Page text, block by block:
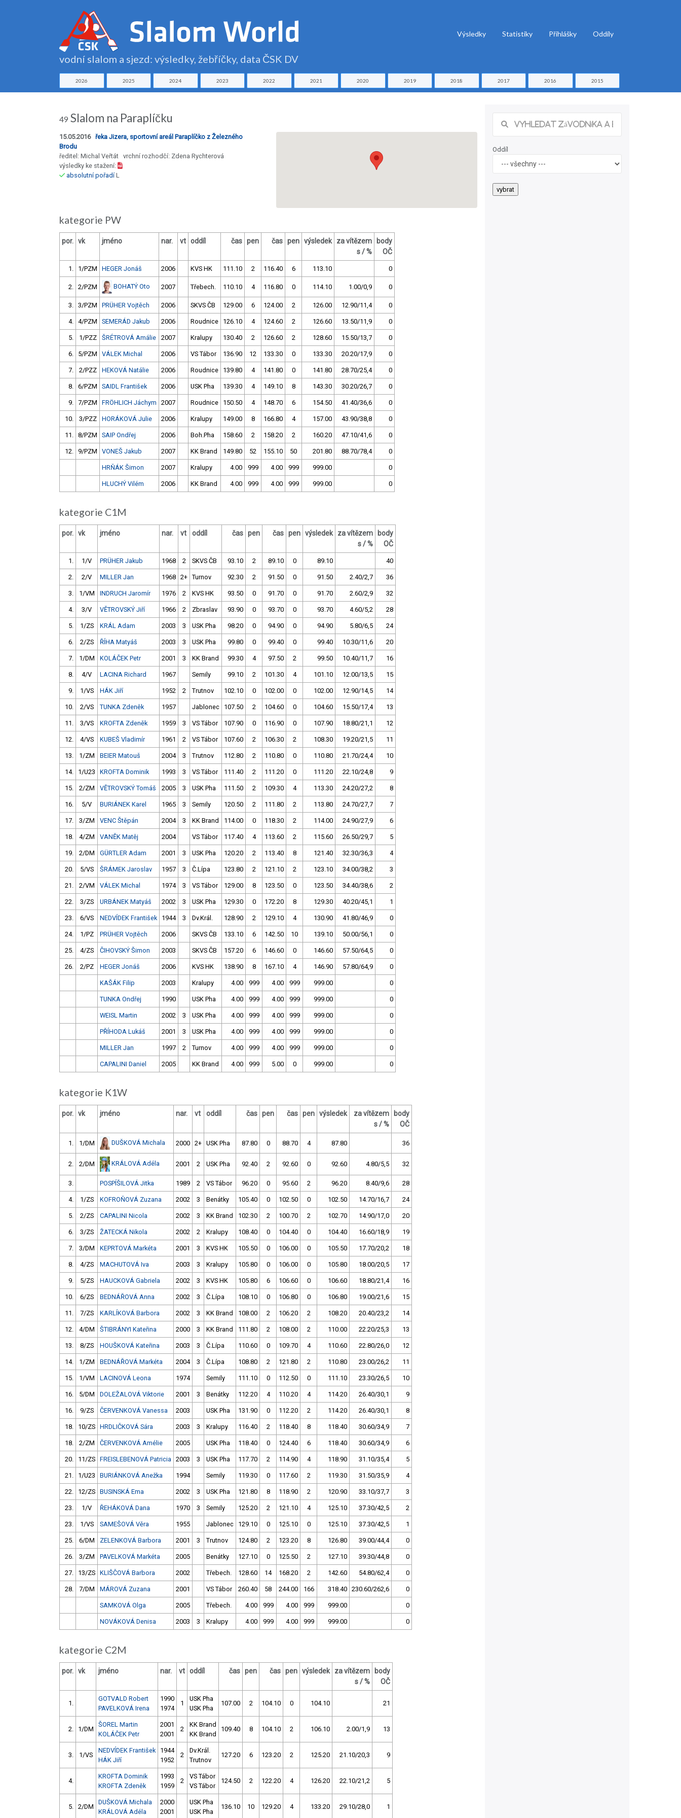
vodní slalom a sjezd: výsledky, žebříčky, data ČSK DV
Výsledky Statistiky Přihlášky Oddíly
2026 2025 2024 2023 2022 2021 2020 2019 2018 2017 2016 2015
49 Slalom na Paraplíčku
15.05.2016 řeka Jizera, sportovní areál Paraplíčko z Železného
Brodu
ředitel: Michal Veřtát vrchní rozhodčí: Zdena Rychterová
výsledky ke stažení:
absolutní pořadíL
kategorie PW
por. vk jméno nar. vt oddíl čas pen čas pen výsledek
za vítězem
s / %
body
OČ
1. 1/PZM HEGER Jonáš 2006 KVS HK 111.10 2 116.40 6 113.10 0
2. 2/PZM BOHATÝ Oto 2007 Třebech. 110.10 4 116.80 0 114.10 1.00/0,9 0
3. 3/PZM PRÜHER Vojtěch 2006 SKVS ČB 129.00 6 124.00 2 126.00 12.90/11,4 0
4. 4/PZM SEMERÁD Jakub 2006 Roudnice 126.10 4 124.60 2 126.60 13.50/11,9 0
5. 1/PZZ ŠRÉTROVÁ Amálie 2007 Kralupy 130.40 2 126.60 2 128.60 15.50/13,7 0
6. 5/PZM VÁLEK Michal 2006 VS Tábor 136.90 12 133.30 0 133.30 20.20/17,9 0
7. 2/PZZ HEKOVÁ Natálie 2006 Roudnice 139.80 4 141.80 0 141.80 28.70/25,4 0
8. 6/PZM SAIDL František 2006 USK Pha 139.30 4 149.10 8 143.30 30.20/26,7 0
9. 7/PZM FRÖHLICH Jáchym 2007 Roudnice 150.50 4 148.70 6 154.50 41.40/36,6 0
10. 3/PZZ HORÁKOVÁ Julie 2006 Kralupy 149.00 8 166.80 4 157.00 43.90/38,8 0
11. 8/PZM SAIP Ondřej 2006 Boh.Pha 158.60 2 158.20 2 160.20 47.10/41,6 0
12. 9/PZM VONEŠ Jakub 2007 KK Brand 149.80 52 155.10 50 201.80 88.70/78,4 0
HRŇÁK Šimon 2007 Kralupy 4.00 999 4.00 999 999.00 0
HLUCHÝ Vilém 2006 KK Brand 4.00 999 4.00 999 999.00 0
kategorie C1M
por. vk jméno nar. vt oddíl čas pen čas pen výsledek
za vítězem
s / %
body
OČ
1. 1/V PRÜHER Jakub 1968 2 SKVS ČB 93.10 2 89.10 0 89.10 40
2. 2/V MILLER Jan 1968 2+ Turnov 92.30 2 91.50 0 91.50 2.40/2,7 36
3. 1/VM INDRUCH Jaromír 1976 2 KVS HK 93.50 0 91.70 0 91.70 2.60/2,9 32
4. 3/V VĚTROVSKÝ Jiří 1966 2 Zbraslav 93.90 0 93.70 0 93.70 4.60/5,2 28
5. 1/ZS KRÁL Adam 2003 3 USK Pha 98.20 0 94.90 0 94.90 5.80/6,5 24
6. 2/ZS ŘÍHA Matyáš 2003 3 USK Pha 99.80 0 99.40 0 99.40 10.30/11,6 20
7. 1/DM KOLÁČEK Petr 2001 3 KK Brand 99.30 4 97.50 2 99.50 10.40/11,7 16
8. 4/V LACINA Richard 1967 Semily 99.10 2 101.30 4 101.10 12.00/13,5 15
9. 1/VS HÁK Jiří 1952 2 Trutnov 102.10 0 102.00 0 102.00 12.90/14,5 14
10. 2/VS TUNKA Zdeněk 1957 Jablonec 107.50 2 104.60 0 104.60 15.50/17,4 13
11. 3/VS KROFTA Zdeněk 1959 3 VS Tábor 107.90 0 116.90 0 107.90 18.80/21,1 12
12. 4/VS KUBEŠ Vladimír 1961 2 VS Tábor 107.60 2 106.30 2 108.30 19.20/21,5 11
13. 1/ZM BEIER Matouš 2004 3 Trutnov 112.80 2 110.80 0 110.80 21.70/24,4 10
14. 1/U23 KROFTA Dominik 1993 3 VS Tábor 111.40 2 111.20 0 111.20 22.10/24,8 9
15. 2/ZM VĚTROVSKÝ Tomáš 2005 3 USK Pha 111.50 2 109.30 4 113.30 24.20/27,2 8
16. 5/V BURIÁNEK Karel 1965 3 Semily 120.50 2 111.80 2 113.80 24.70/27,7 7
17. 3/ZM VENC Štěpán 2004 3 KK Brand 114.00 0 118.30 2 114.00 24.90/27,9 6
18. 4/ZM VANĚK Matěj 2004 VS Tábor 117.40 4 113.60 2 115.60 26.50/29,7 5
19. 2/DM GÜRTLER Adam 2001 3 USK Pha 120.20 2 113.40 8 121.40 32.30/36,3 4
20. 5/VS ŠRÁMEK Jaroslav 1957 3 Č.Lípa 123.80 2 121.10 2 123.10 34.00/38,2 3
21. 2/VM VÁLEK Michal 1974 3 VS Tábor 129.00 8 123.50 0 123.50 34.40/38,6 2
22. 3/ZS URBÁNEK Matyáš 2002 3 USK Pha 129.30 0 172.20 8 129.30 40.20/45,1 1
23. 6/VS NEDVÍDEK František 1944 3 Dv.Král. 128.90 2 129.10 4 130.90 41.80/46,9 0
24. 1/PZ PRÜHER Vojtěch 2006 SKVS ČB 133.10 6 142.50 10 139.10 50.00/56,1 0
25. 4/ZS ČIHOVSKÝ Šimon 2003 SKVS ČB 157.20 6 146.60 0 146.60 57.50/64,5 0
26. 2/PZ HEGER Jonáš 2006 KVS HK 138.90 8 167.10 4 146.90 57.80/64,9 0
KAŠÁK Filip 2003 Kralupy 4.00 999 4.00 999 999.00 0
TUNKA Ondřej 1990 USK Pha 4.00 999 4.00 999 999.00 0
WEISL Martin 2002 3 USK Pha 4.00 999 4.00 999 999.00 0
PŘÍHODA Lukáš 2001 3 USK Pha 4.00 999 4.00 999 999.00 0
MILLER Jan 1997 2 Turnov 4.00 999 4.00 999 999.00 0
CAPALINI Daniel 2005 KK Brand 4.00 999 5.00 0 999.00 0
kategorie K1W
por. vk jméno nar. vt oddíl čas pen čas pen výsledek
za vítězem
s / %
body
OČ
1. 1/DM DUŠKOVÁ Michala 2000 2+ USK Pha 87.80 0 88.70 4 87.80 36
2. 2/DM KRÁLOVÁ Adéla 2001 2 USK Pha 92.40 2 92.60 0 92.60 4.80/5,5 32
3. POSPÍŠILOVÁ Jitka 1989 2 VS Tábor 96.20 0 95.60 2 96.20 8.40/9,6 28
4. 1/ZS KOFROŇOVÁ Zuzana 2002 3 Benátky 105.40 0 102.50 0 102.50 14.70/16,7 24
5. 2/ZS CAPALINI Nicola 2002 3 KK Brand 102.30 2 100.70 2 102.70 14.90/17,0 20
6. 3/ZS ŽATECKÁ Nikola 2002 2 Kralupy 108.40 0 104.40 0 104.40 16.60/18,9 19
7. 3/DM KEPRTOVÁ Markéta 2001 3 KVS HK 105.50 0 106.00 0 105.50 17.70/20,2 18
8. 4/ZS MACHUTOVÁ Iva 2003 3 Kralupy 105.80 0 106.00 0 105.80 18.00/20,5 17
9. 5/ZS HAUCKOVÁ Gabriela 2002 3 KVS HK 105.80 6 106.60 0 106.60 18.80/21,4 16
10. 6/ZS BEDNÁŘOVÁ Anna 2002 3 Č.Lípa 108.10 0 106.80 0 106.80 19.00/21,6 15
11. 7/ZS KARLÍKOVÁ Barbora 2002 3 KK Brand 108.00 2 106.20 2 108.20 20.40/23,2 14
12. 4/DM ŠTIBRÁNYI Kateřina 2000 3 KK Brand 111.80 2 108.00 2 110.00 22.20/25,3 13
13. 8/ZS HOUŠKOVÁ Kateřina 2003 3 Č.Lípa 110.60 0 109.70 4 110.60 22.80/26,0 12
14. 1/ZM BEDNÁŘOVÁ Markéta 2004 3 Č.Lípa 108.80 2 121.80 2 110.80 23.00/26,2 11
15. 1/VM LACINOVÁ Leona 1974 Semily 111.10 0 112.50 0 111.10 23.30/26,5 10
16. 5/DM DOLEŽALOVÁ Viktorie 2001 3 Benátky 112.20 4 110.20 4 114.20 26.40/30,1 9
16. 9/ZS ČERVENKOVÁ Vanessa 2003 USK Pha 131.90 0 112.20 2 114.20 26.40/30,1 8
18. 10/ZS HRDLIČKOVÁ Sára 2003 3 Kralupy 116.40 2 118.40 8 118.40 30.60/34,9 7
18. 2/ZM ČERVENKOVÁ Amélie 2005 USK Pha 118.40 0 124.40 6 118.40 30.60/34,9 6
20. 11/ZS FREISLEBENOVÁ Patricia 2003 3 USK Pha 117.70 2 114.90 4 118.90 31.10/35,4 5
21. 1/U23 BURIÁNKOVÁ Anežka 1994 Semily 119.30 0 117.60 2 119.30 31.50/35,9 4
22. 12/ZS BUSINSKÁ Ema 2002 3 USK Pha 121.80 8 118.90 2 120.90 33.10/37,7 3
23. 1/V ŘEHÁKOVÁ Dana 1970 3 Semily 125.20 2 121.10 4 125.10 37.30/42,5 2
23. 1/VS SAMEŠOVÁ Věra 1955 Jablonec 129.10 0 125.10 0 125.10 37.30/42,5 1
25. 6/DM ZELENKOVÁ Barbora 2001 3 Trutnov 124.80 2 123.20 8 126.80 39.00/44,4 0
26. 3/ZM PAVELKOVÁ Markéta 2005 Benátky 127.10 0 125.50 2 127.10 39.30/44,8 0
27. 13/ZS KLIŠČOVÁ Barbora 2002 Třebech. 128.60 14 168.20 2 142.60 54.80/62,4 0
28. 7/DM MÁROVÁ Zuzana 2001 VS Tábor 260.40 58 244.00 166 318.40 230.60/262,6 0
SAMKOVÁ Olga 2005 Třebech. 4.00 999 4.00 999 999.00 0
NOVÁKOVÁ Denisa 2003 3 Kralupy 4.00 999 4.00 999 999.00 0
kategorie C2M
por. vk jméno nar. vt oddíl čas pen čas pen výsledek
za vítězem
s / %
body
OČ
1.
GOTVALD Robert
PAVELKOVÁ Irena
1990
1974
1
USK Pha
USK Pha
107.00 2 104.10 0 104.10 21
2. 1/DM
ŠOREL Martin
KOLÁČEK Petr
2001
2001
2
KK Brand
KK Brand
109.40 8 104.10 2 106.10 2.00/1,9 13
3. 1/VS
NEDVÍDEK František
HÁK Jiří
1944
1952
2
Dv.Král.
Trutnov
127.20 6 123.20 2 125.20 21.10/20,3 9
4.
KROFTA Dominik
KROFTA Zdeněk
1993
1959
2
VS Tábor
VS Tábor
124.50 2 122.20 4 126.20 22.10/21,2 5
5. 2/DM
DUŠKOVÁ Michala
KRÁLOVÁ Adéla
2000
2001
USK Pha
USK Pha
136.10 10 129.20 4 133.20 29.10/28,0 1
Oddíl